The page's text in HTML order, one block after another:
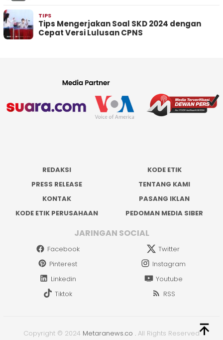
TIPS
Tips Mengerjakan Soal SKD 2024 dengan
Cepat Versi Lulusan CPNS
REDAKSI
KODE ETIK
PRESS RELEASE
TENTANG KAMI
KONTAK
PASANG IKLAN
KODE ETIK PERUSAHAAN
PEDOMAN MEDIA SIBER
JARINGAN SOCIAL
Facebook
Twitter
Pinterest
Instagram
Linkedin
Youtube
Tiktok
RSS
Copyright © 2024 Metaranews.co . All Rights Reserved